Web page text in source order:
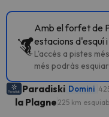
Amb el forfet de
estacions d'esquí
L'accés a pistes
més podràs
Paradiski Domini
la Plagne 225 km